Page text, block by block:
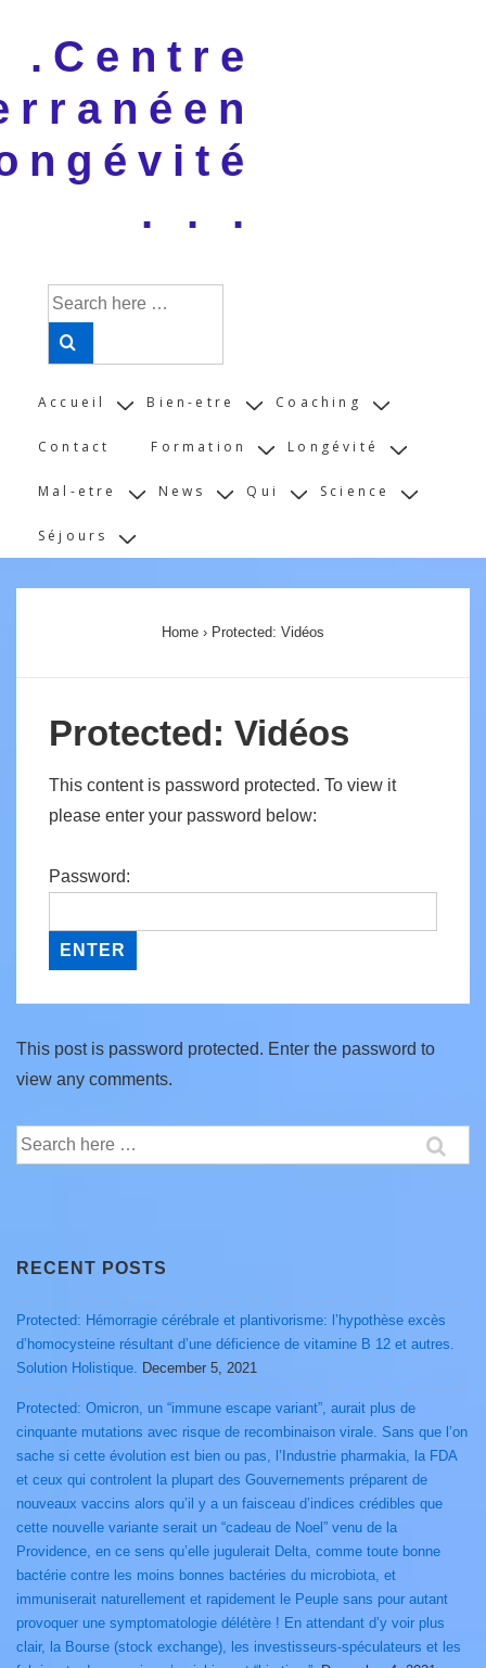
Main
.Centre
. . .
Search
for:
Main
Accueil Bien-etre Coaching
Contact Formation Longévité
Mal-etre News Qui Science
Séjours
Home › Protected: Vidéos
Protected: Vidéos
This content is password protected. To view it
please enter your password below:
Password:
This post is password protected. Enter the password to
view any comments.
Search
for:
RECENT POSTS
Protected: Hémorragie cérébrale et plantivorisme: l’hypothèse excès
d’homocysteine résultant d’une déficience de vitamine B 12 et autres.
Solution Holistique. December 5, 2021
Protected: Omicron, un “immune escape variant”, aurait plus de
cinquante mutations avec risque de recombinaison virale. Sans que l’on
sache si cette évolution est bien ou pas, l’Industrie pharmakia, la FDA
et ceux qui controlent la plupart des Gouvernements préparent de
nouveaux vaccins alors qu’il y a un faisceau d’indices crédibles que
cette nouvelle variante serait un “cadeau de Noel” venu de la
Providence, en ce sens qu’elle jugulerait Delta, comme toute bonne
bactérie contre les moins bonnes bactéries du microbiota, et
immuniserait naturellement et rapidement le Peuple sans pour autant
provoquer une symptomatologie délétère ! En attendant d’y voir plus
clair, la Bourse (stock exchange), les investisseurs-spéculateurs et les